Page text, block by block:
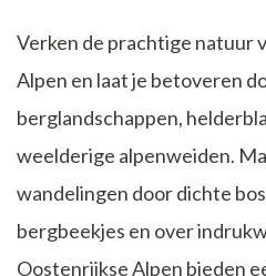
Verken de prachtige natuur
Alpen en laat je betoveren
berglandschappen,
weelderige alpenweiden.
wandelingen door dichte
bergbeekjes en over
Oostenrijkse Alpen bieden